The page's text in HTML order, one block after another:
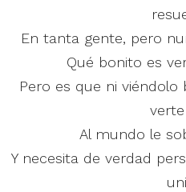
En tanta gente, pero
Qué bonito es
Pero es que ni
Al mundo le
Y necesita de verdad